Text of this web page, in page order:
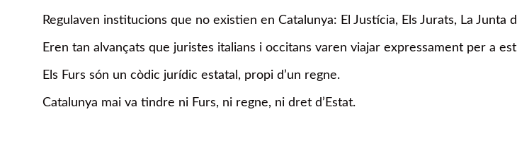
Regulaven institucions que no existien en Catalunya: El Justícia, Els Jurats, La Junta
Eren tan alvançats que juristes italians i occitans varen viajar expressament per a
Els Furs són un còdic jurídic estatal, propi d’un regne.
Catalunya mai va tindre ni Furs, ni regne, ni dret d’Estat.